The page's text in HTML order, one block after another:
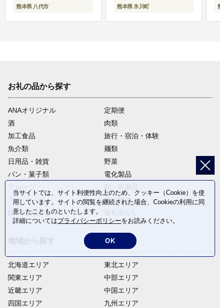
熊本県 八代市 熊本県 氷川町
お礼の品から探す
ANAオリジナル
定期便
酒
肉類
加工食品
旅行・宿泊・体験
魚介類
麺類
日用品・雑貨
野菜
パン・菓子類
電化製品
ファッション
米・穀物
飲料(酒以外)
北海道エリア
関東エリア
近畿エリア
四国エリア
東北エリア
中部エリア
中国エリア
九州エリア
当サイトでは、サイト利便性向上のため、クッキー（Cookie）を使
用しています。サイトの閲覧を継続された場合、Cookieの利用に同
意したことものといたします。
詳細についてはプライバシーポリシーをお読みください。
OK